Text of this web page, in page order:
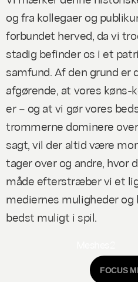
og fra kollegaer og
forbundet herved, da vi
stadig befinder os i et
samfund. Af den grund er
afgørende, at vores
er – og at vi gør vores
trommerne dominere
sagt, vil der altid være
tager over og andre, hvor
måde efterstræber vi et
mediernes muligheder
bedst muligt i spil.
FOCUS